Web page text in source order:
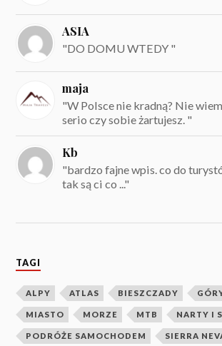
ASIA
"DO DOMU WTEDY "
maja
"W Polsce nie kradną? Nie
serio czy sobie żartujesz. "
Kb
"bardzo fajne wpis. co do
tak są ci co ..."
TAGI
ALPY ATLAS BIESZCZADY
MIASTO MORZE MTB NARTY I
PODRÓŻE SAMOCHODEM SIERRA